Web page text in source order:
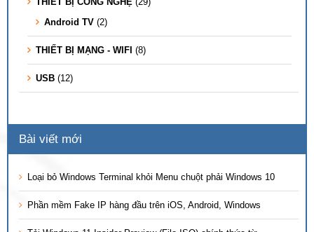
Android TV (2)
THIẾT BỊ MẠNG - WIFI (8)
USB (12)
Bài viết mới
Loại bỏ Windows Terminal khỏi Menu chuột phải Windows 10
Phần mềm Fake IP hàng đầu trên iOS, Android, Windows